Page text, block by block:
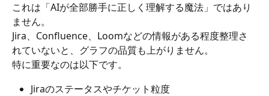
これは「AIが全部勝手に正しく理解する魔法」ではあり
ません。
Jira、Confluence、Loomなどの情報がある程度整理さ
れていないと、グラフの品質も上がりません。
特に重要なのは以下です。
Jiraのステータスやチケット粒度